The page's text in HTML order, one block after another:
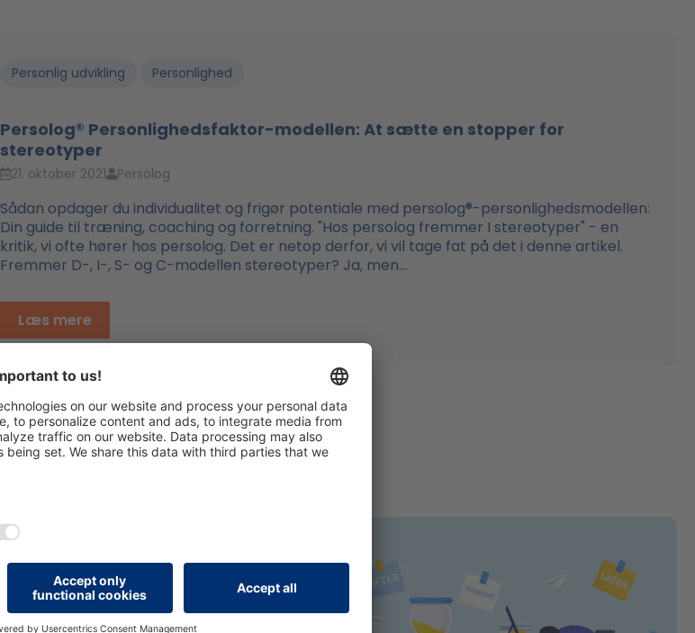
Personlig udvikling Personlighed
Persolog® Personlighedsfaktor-modellen: At sætte en stopper for
stereotyper
21. oktober 2021 Persolog
Sådan opdager du individualitet og frigør potentiale med persolog®-personlighedsmodellen:
Din guide til træning, coaching og forretning. "Hos persolog fremmer I stereotyper" - en
kritik, vi ofte hører hos persolog. Det er netop derfor, vi vil tage fat på det i denne artikel.
Fremmer D-, I-, S- og C-modellen stereotyper? Ja, men...
Læs mere